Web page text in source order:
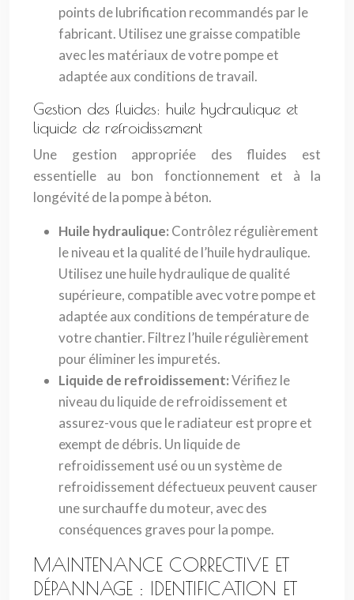
points de lubrification recommandés par le
fabricant. Utilisez une graisse compatible
avec les matériaux de votre pompe et
adaptée aux conditions de travail.
Gestion des fluides: huile hydraulique et
liquide de refroidissement
Une gestion appropriée des fluides est
essentielle au bon fonctionnement et à la
longévité de la pompe à béton.
Huile hydraulique: Contrôlez régulièrement
le niveau et la qualité de l’huile hydraulique.
Utilisez une huile hydraulique de qualité
supérieure, compatible avec votre pompe et
adaptée aux conditions de température de
votre chantier. Filtrez l’huile régulièrement
pour éliminer les impuretés.
Liquide de refroidissement:Vérifiez le
niveau du liquide de refroidissement et
assurez-vous que le radiateur est propre et
exempt de débris. Un liquide de
refroidissement usé ou un système de
refroidissement défectueux peuvent causer
une surchauffe du moteur, avec des
conséquences graves pour la pompe.
MAINTENANCE CORRECTIVE ET
DÉPANNAGE : IDENTIFICATION ET